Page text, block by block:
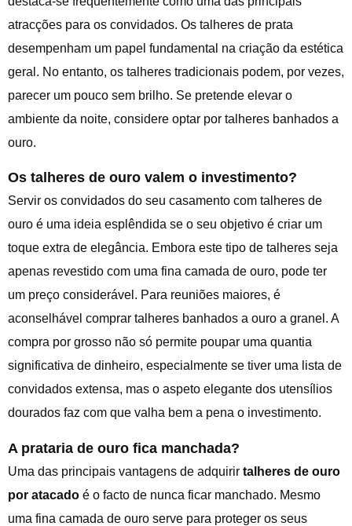
atracções para os convidados. Os talheres de prata
desempenham um papel fundamental na criação da estética
geral. No entanto, os talheres tradicionais podem, por vezes,
parecer um pouco sem brilho. Se pretende elevar o
ambiente da noite, considere optar por talheres banhados a
ouro.
Os talheres de ouro valem o investimento?
Servir os convidados do seu casamento com talheres de
ouro é uma ideia esplêndida se o seu objetivo é criar um
toque extra de elegância. Embora este tipo de talheres seja
apenas revestido com uma fina camada de ouro, pode ter
um preço considerável. Para reuniões maiores, é
aconselhável comprar talheres banhados a ouro a granel. A
compra por grosso não só permite poupar uma quantia
significativa de dinheiro, especialmente se tiver uma lista de
convidados extensa, mas o aspeto elegante dos utensílios
dourados faz com que valha bem a pena o investimento.
A prataria de ouro fica manchada?
Uma das principais vantagens de adquirir talheres de ouro
por atacado é o facto de nunca ficar manchado. Mesmo
uma fina camada de ouro serve para proteger os seus